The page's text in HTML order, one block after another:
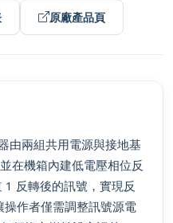
原廠產品頁
由兩組共用電源與接地基
在機箱內建低電壓相位反
反轉後的訊號，實現反
作者僅需調整訊號源電